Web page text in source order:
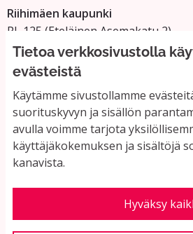
Tietoa verkkosivustolla
evästeistä
Käytämme sivustollamme
suorituskyvyn ja sisällön
avulla voimme tarjota
käyttäjäkokemuksen ja sisältöjä
kanavista.
Hyväksy
Riihimäen kaupunki
PL 125 (Eteläinen Asemakatu 2)
11101 Riihimäki
Vaihde: 019 758 4000
Sähköpostiosoitteet:
etunimi.sukunimi@riihimaki.fi
Yhteystiedot ja usein kysyttyä
Käyttöehdot
Evästeasetukset